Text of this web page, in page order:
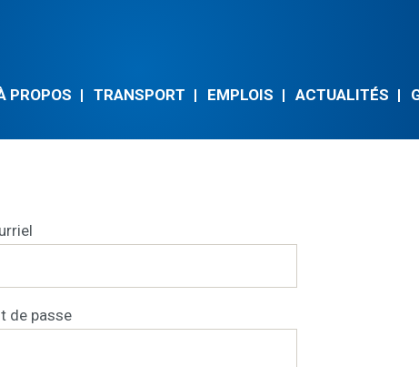
PROPOS TRANSPORT EMPLOIS ACTUALITÉS
de passe